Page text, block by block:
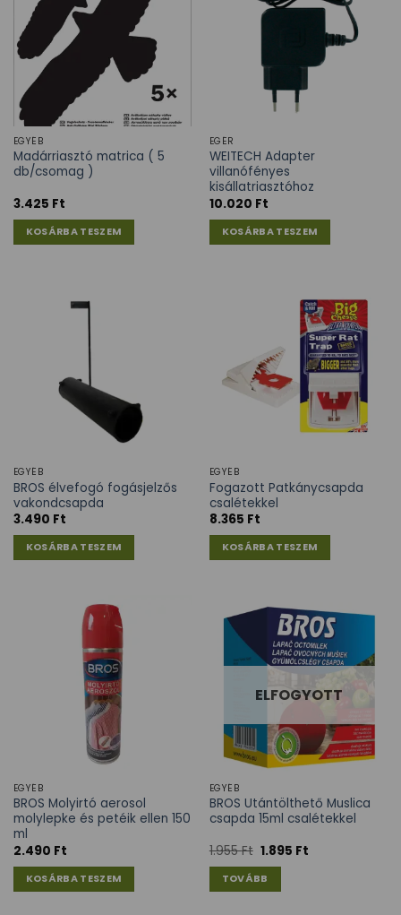
EGYÉB
Madárriasztó matrica ( 5
db/csomag )
3.425 Ft
KOSÁRBA TESZEM
EGÉR
WEITECH Adapter
villanófényes
kisállatriasztóhoz
10.020 Ft
KOSÁRBA TESZEM
EGYÉB
BROS élvefogó fogásjelzős
vakondcsapda
3.490 Ft
KOSÁRBA TESZEM
EGYÉB
Fogazott Patkánycsapda
csalétekkel
8.365 Ft
KOSÁRBA TESZEM
EGYÉB
BROS Molyirtó aerosol
molylepke és petéik ellen 150
ml
2.490 Ft
KOSÁRBA TESZEM
ELFOGYOTT
EGYÉB
BROS Utántölthető Muslica
csapda 15ml csalétekkel
1.955Ft 1.895 Ft
TOVÁBB